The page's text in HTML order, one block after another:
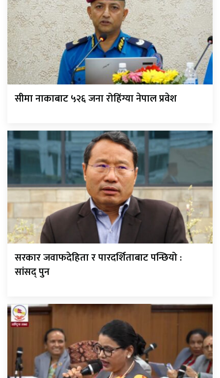
सीमा नाकाबाट ५२६ जना रोहिंग्या नेपाल प्रवेश
सरकार जवाफदेहिता र पारदर्शिताबाट पन्छियो :
सांसद् पुन